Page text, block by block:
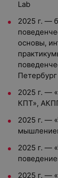
Lab
2025 г. —
основы,
Петербург
2025 г. —
КПТ»,
2025 г. —
2025 г. —
2025 г. —